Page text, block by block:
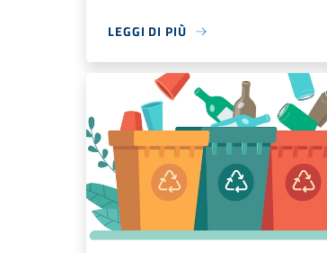
LEGGI DI PIÙ